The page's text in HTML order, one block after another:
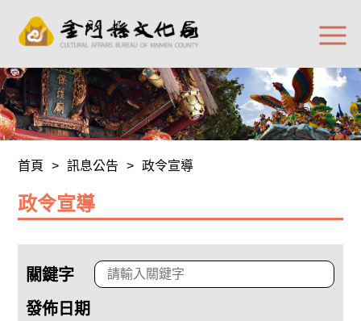
首頁 > 訊息公告 > 政令宣導
政令宣導
關鍵字
發佈日期